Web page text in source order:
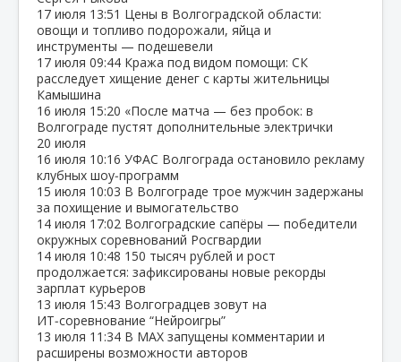
17 июля 13:51 Цены в Волгоградской области:
овощи и топливо подорожали, яйца и
инструменты — подешевели
17 июля 09:44 Кража под видом помощи: СК
расследует хищение денег с карты жительницы
Камышина
16 июля 15:20 «После матча — без пробок: в
Волгограде пустят дополнительные электрички
20 июля
16 июля 10:16 УФАС Волгограда остановило рекламу
клубных шоу‑программ
15 июля 10:03 В Волгограде трое мужчин задержаны
за похищение и вымогательство
14 июля 17:02 Волгоградские сапёры — победители
окружных соревнований Росгвардии
14 июля 10:48 150 тысяч рублей и рост
продолжается: зафиксированы новые рекорды
зарплат курьеров
13 июля 15:43 Волгоградцев зовут на
ИТ‑соревнование “Нейроигры”
13 июля 11:34 В МАХ запущены комментарии и
расширены возможности авторов